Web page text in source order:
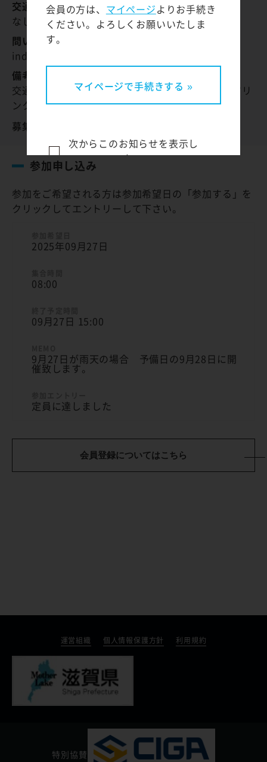
交通費:
なし
問い合わせ先:
indian1120@yahoo.co.jp
備考:
交通費は、お支払い出来ませんが「お弁当」や「ドリ
ンク」は、こちらで準備させて頂きます。
募集者のプロフィール
参加申し込み
参加をご希望される方は参加希望日の「参加する」を
クリックしてエントリーして下さい。
2025年09月27日
08:00
09月27日 15:00
9月27日が雨天の場合 予備日の9月28日に開
催致します。
定員に達しました
会員登録についてはこちら
運営組織 個人情報保護方針 利用規約
特別協賛
会員の方は、 マイページよりお手続き
ください。よろしくお願いいたしま
す。
マイページで手続きする »
次からこのお知らせを表示し
ない
閉じる